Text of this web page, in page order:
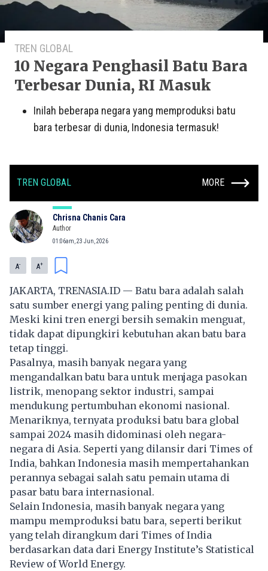
TREN GLOBAL
10 Negara Penghasil Batu Bara
Terbesar Dunia, RI Masuk
Inilah beberapa negara yang memproduksi batu
bara terbesar di dunia, Indonesia termasuk!
TREN GLOBAL MORE
Chrisna Chanis Cara
Author
01:06am, 23 Jun, 2026
A- A+
JAKARTA, TRENASIA.ID — Batu bara adalah salah
satu sumber energi yang paling penting di dunia.
Meski kini tren energi bersih semakin menguat,
tidak dapat dipungkiri kebutuhan akan batu bara
tetap tinggi.
Pasalnya, masih banyak negara yang
mengandalkan batu bara untuk menjaga pasokan
listrik, menopang sektor industri, sampai
mendukung pertumbuhan ekonomi nasional.
Menariknya, ternyata produksi batu bara global
sampai 2024 masih didominasi oleh negara-
negara di Asia. Seperti yang dilansir dari Times of
India, bahkan Indonesia masih mempertahankan
perannya sebagai salah satu pemain utama di
pasar batu bara internasional.
Selain Indonesia, masih banyak negara yang
mampu memproduksi batu bara, seperti berikut
yang telah dirangkum dari Times of India
berdasarkan data dari Energy Institute’s Statistical
Review of World Energy.